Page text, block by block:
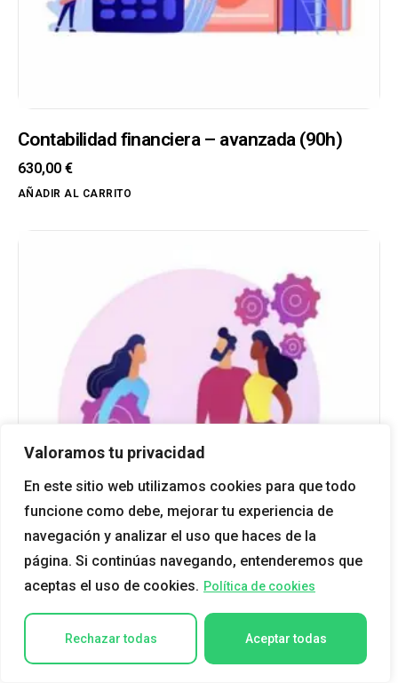
Valoramos tu privacidad
En este sitio web utilizamos cookies para que todo
funcione como debe, mejorar tu experiencia de
navegación y analizar el uso que haces de la
página. Si continúas navegando, entenderemos que
aceptas el uso de cookies. Política de cookies
Rechazar todas Aceptar todas
Contabilidad financiera – avanzada (90h)
630,00 €
AÑADIR AL CARRITO
Relaciones Laborales y SILTRA (60h)